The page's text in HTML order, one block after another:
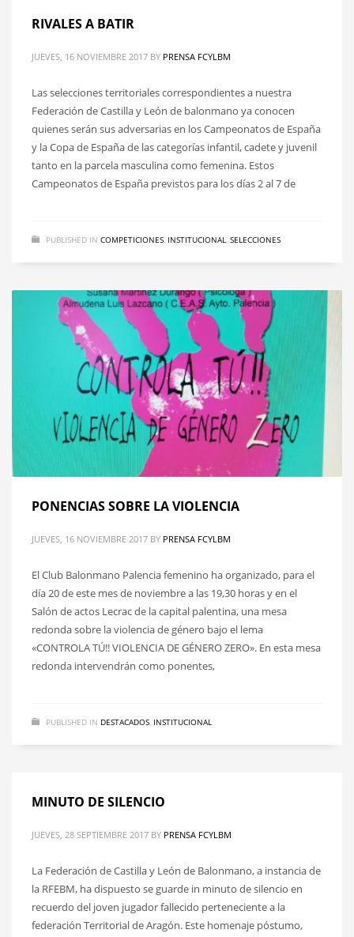
RIVALES A BATIR
JUEVES, 16 NOVIEMBRE 2017 BY PRENSA FCYLBM
Las selecciones territoriales correspondientes a nuestra
Federación de Castilla y León de balonmano ya conocen
quienes serán sus adversarias en los Campeonatos de España
y la Copa de España de las categorías infantil, cadete y juvenil
tanto en la parcela masculina como femenina. Estos
Campeonatos de España previstos para los días 2 al 7 de
PUBLISHED IN COMPETICIONES INSTITUCIONAL SELECCIONES
PONENCIAS SOBRE LA VIOLENCIA
JUEVES, 16 NOVIEMBRE 2017 BY PRENSA FCYLBM
El Club Balonmano Palencia femenino ha organizado, para el
día 20 de este mes de noviembre a las 19,30 horas y en el
Salón de actos Lecrac de la capital palentina, una mesa
redonda sobre la violencia de género bajo el lema
«CONTROLA TÚ!! VIOLENCIA DE GÉNERO ZERO». En esta mesa
redonda intervendrán como ponentes,
PUBLISHED IN DESTACADOS INSTITUCIONAL
MINUTO DE SILENCIO
JUEVES, 28 SEPTIEMBRE 2017 BY PRENSA FCYLBM
La Federación de Castilla y León de Balonmano, a instancia de
la RFEBM, ha dispuesto se guarde in minuto de silencio en
recuerdo del joven jugador fallecido perteneciente a la
federación Territorial de Aragón. Este homenaje póstumo,